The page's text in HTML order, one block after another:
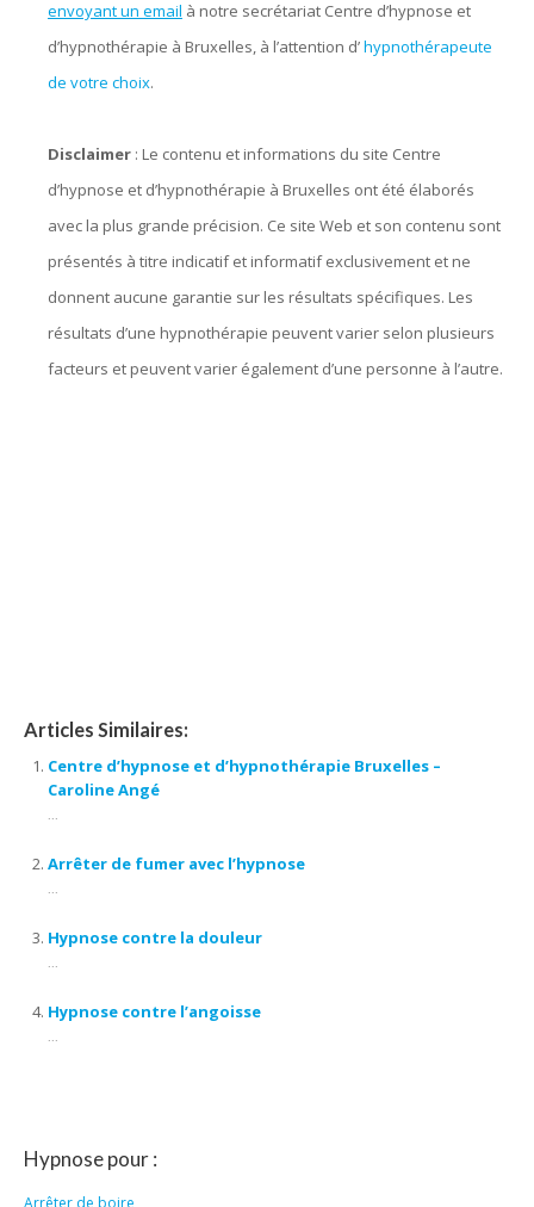
envoyant un email à notre secrétariat Centre d’hypnose et
d’hypnothérapie à Bruxelles, à l’attention d’hypnothérapeute
de votre choix.
Disclaimer : Le contenu et informations du site Centre
d’hypnose et d’hypnothérapie à Bruxelles ont été élaborés
avec la plus grande précision. Ce site Web et son contenu sont
présentés à titre indicatif et informatif exclusivement et ne
donnent aucune garantie sur les résultats spécifiques. Les
résultats d’une hypnothérapie peuvent varier selon plusieurs
facteurs et peuvent varier également d’une personne à l’autre.
Articles Similaires:
Centre d’hypnose et d’hypnothérapie Bruxelles –
Caroline Angé
...
Arrêter de fumer avec l’hypnose
...
Hypnose contre la douleur
...
Hypnose contre l’angoisse
...
Hypnose pour :
Arrêter de boire